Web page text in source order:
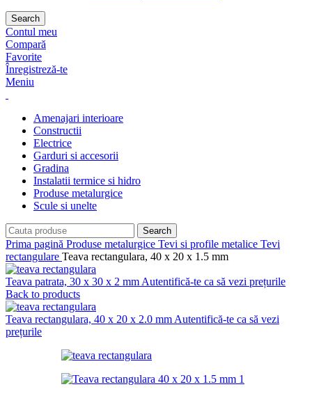
Search
Contul meu
Compară
Favorite
Înregistreză-te
Meniu
Amenajari interioare
Constructii
Electrice
Garduri si accesorii
Gradina
Instalatii termice si hidro
Produse metalurgice
Scule si unelte
Search
Prima pagină Produse metalurgice Tevi si profile metalice Tevi
rectangulare Teava rectangulara, 40 x 20 x 1.5 mm
Teava patrata, 30 x 30 x 2 mm Autentifică-te ca să vezi prețurile
Back to products
Teava rectangulara, 40 x 20 x 2.0 mm Autentifică-te ca să vezi
prețurile